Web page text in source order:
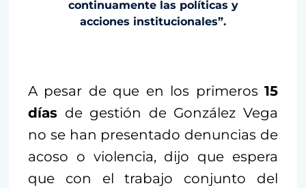
continuamente las políticas y
acciones institucionales”.
A pesar de que en los primeros 15
días de gestión de González Vega
no se han presentado denuncias de
acoso o violencia, dijo que espera
que con el trabajo conjunto del